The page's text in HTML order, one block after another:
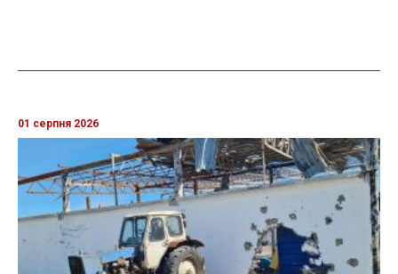
01 серпня 2026